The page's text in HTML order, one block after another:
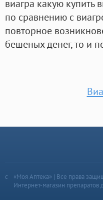
виагра какую
по сравнению с
повторное
бешеных денег, то и
«Моя Аптека» | Все права
Интернет-магазин